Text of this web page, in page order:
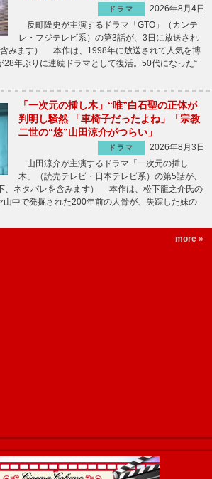
ドラマ
2026年8月4日
反町隆史が主演するドラマ「GTO」（カンテ
レ・フジテレビ系）の第3話が、3日に放送され
みます） 本作は、1998年に放送されて人気を博
28年ぶりに連続ドラマとして復活。50代になった“
「一次元の挿し木」“唯”白石聖の正体が
判明し騒然 「車椅子だったよね」「宗教
二世の“悠”山田涼介がつらい」
ドラマ
2026年8月3日
山田涼介が主演するドラマ「一次元の挿し
木」（読売テレビ・日本テレビ系）の第5話が、
、ネタバレを含みます） 本作は、松下龍之介氏の
山中で発掘された200年前の人骨が、失踪した妹の
more »